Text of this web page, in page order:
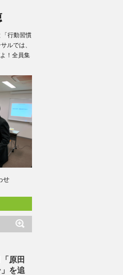
行動習慣
ルでは、
！全員集
せ
原田
を追